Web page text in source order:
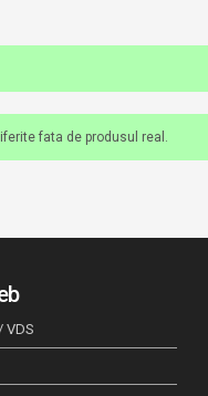
fata de produsul real.
VDS